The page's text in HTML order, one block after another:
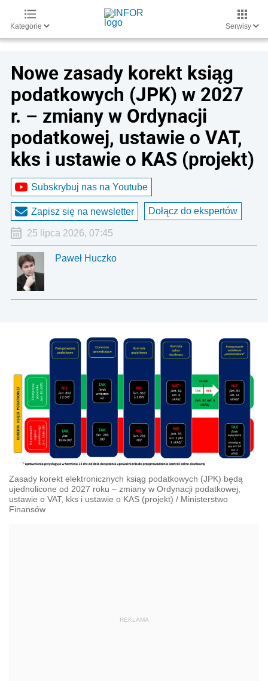
Kategorie Serwisy
Nowe zasady korekt ksiąg
podatkowych (JPK) w 2027
r. – zmiany w Ordynacji
podatkowej, ustawie o VAT,
kks i ustawie o KAS (projekt)
Subskrybuj nas na Youtube
Zapisz się na newsletter Dołącz do ekspertów
25 lipca 2026, 07:45
Paweł Huczko
Zasady korekt elektronicznych ksiąg podatkowych (JPK) będą
ujednolicone od 2027 roku – zmiany w Ordynacji podatkowej,
ustawie o VAT, kks i ustawie o KAS (projekt) / Ministerstwo
Finansów